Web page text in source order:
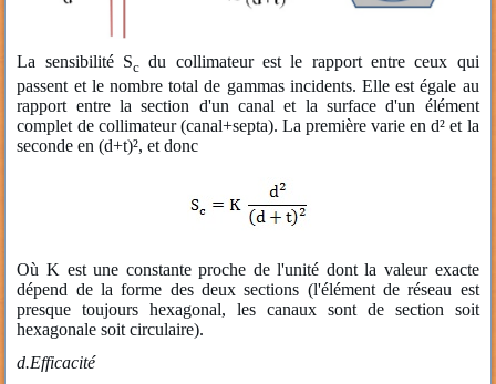
La sensibilité Sc du collimateur est le rapport entre ceux qui
passent et le nombre total de gammas incidents. Elle est égale au
rapport entre la section d'un canal et la surface d'un élément
complet de collimateur (canal+septa). La première varie en d² et la
seconde en (d+t)², et donc
Où K est une constante proche de l'unité dont la valeur exacte
dépend de la forme des deux sections (l'élément de réseau est
presque toujours hexagonal, les canaux sont de section soit
hexagonale soit circulaire).
d.Efficacité